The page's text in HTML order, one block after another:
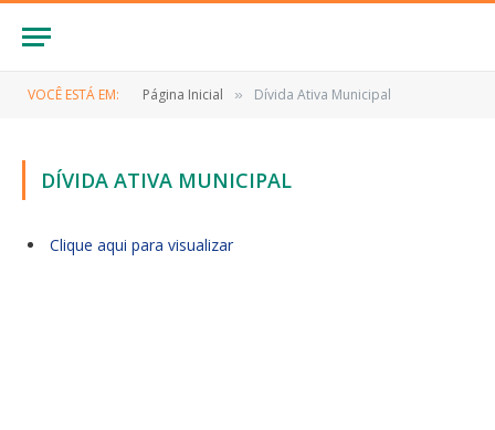
VOCÊ ESTÁ EM: Página Inicial » Dívida Ativa Municipal
DÍVIDA ATIVA MUNICIPAL
Clique aqui para visualizar